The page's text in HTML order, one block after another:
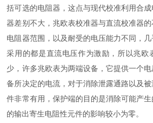
括可选的电阻器，这点与现代校准利用合
器差别不大，兆欧表校准器与直流校准器
电阻器范围，以及耐受的电压能力不同，
采用的都是直流电压作为激励，所以兆欧
少，许多兆欧表为两端设备，它提供一个
备所决定的电流，对于消除泄露通路以及
件非常有用，保护端的目的是消除可能产
的输出寄生电阻性元件的影响较小为零。